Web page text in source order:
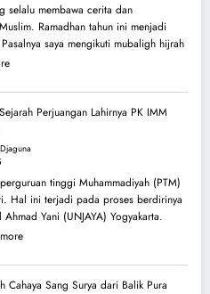
selalu membawa cerita dan
Ramadhan tahun ini menjadi
saya mengikuti mubaligh hijrah
:
Hijrah
Syiarkan
di
Melbourne
dan
Brisbane
Perjuangan Lahirnya PK IMM
tinggi Muhammadiyah (PTM)
Hal ini terjadi pada proses berdirinya
Yani (UNJAYA) Yogyakarta.
:
Sejarah
Perjuangan
Cahaya Sang Surya dari Balik Pura